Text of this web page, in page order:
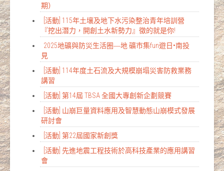
期）
[活動] 115年土壤及地下水污染整治青年培訓營
『挖出潛力，開創土水新勢力』徵的就是你!
2025地礦與防災生活圈―地 礦市集fun遊日•南投
見
[活動] 114年度土石流及大規模崩塌災害防救業務
講習
[活動] 第14屆 TBSA 全國大專創新企劃競賽
[活動] 山崩巨量資料應用及智慧動態山崩模式發展
研討會
[活動] 第22屆國家新創獎
[活動] 先進地震工程技術於高科技產業的應用講習
會